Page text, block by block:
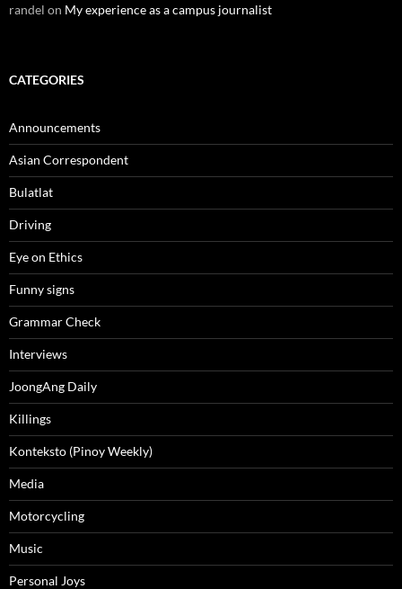
randel on My experience as a campus journalist
CATEGORIES
Announcements
Asian Correspondent
Bulatlat
Driving
Eye on Ethics
Funny signs
Grammar Check
Interviews
JoongAng Daily
Killings
Konteksto (Pinoy Weekly)
Media
Motorcycling
Music
Personal Joys